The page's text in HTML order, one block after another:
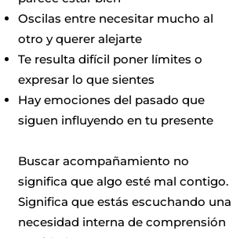
Oscilas entre necesitar mucho al
otro y querer alejarte
Te resulta difícil poner límites o
expresar lo que sientes
Hay emociones del pasado que
siguen influyendo en tu presente
Buscar acompañamiento no
significa que algo esté mal contigo.
Significa que estás escuchando una
necesidad interna de comprensión